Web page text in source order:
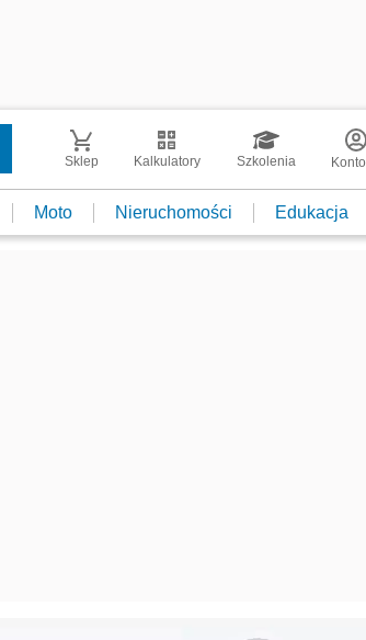
Sklep Kalkulatory Szkolenia Konto
Moto Nieruchomości Edukacja